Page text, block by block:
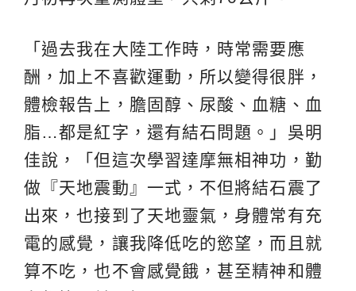
「過去我在大陸工作時，時常需要應
酬，加上不喜歡運動，所以變得很胖，
體檢報告上，膽固醇、尿酸、血糖、血
脂…都是紅字，還有結石問題。」吳明
佳說，「但這次學習達摩無相神功，勤
做『天地震動』一式，不但將結石震了
出來，也接到了天地靈氣，身體常有充
電的感覺，讓我降低吃的慾望，而且就
算不吃，也不會感覺餓，甚至精神和體